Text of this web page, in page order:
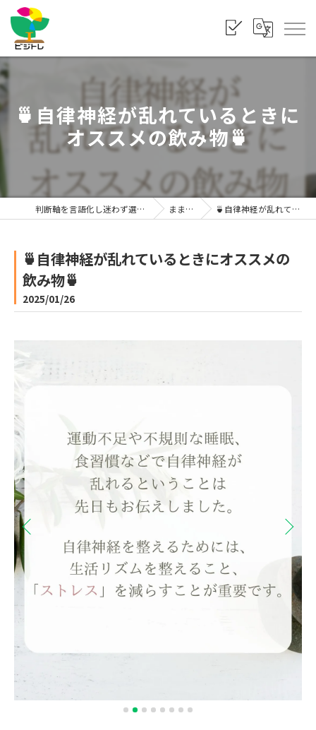
🍵自律神経が乱れているときに
オススメの飲み物🍵
判断軸を言語化し迷わず選べる状態をつくる「株式会社ビジトレ」 まま利楽ブログ 🍵自律神経が乱れているときにオススメの飲み物🍵
🍵自律神経が乱れているときにオススメの
飲み物🍵
2025/01/26